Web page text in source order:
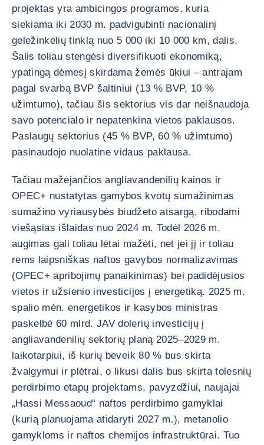
projektas yra ambicingos programos, kuria
siekiama iki 2030 m. padvigubinti nacionalinį
geležinkelių tinklą nuo 5 000 iki 10 000 km, dalis.
Šalis toliau stengėsi diversifikuoti ekonomiką,
ypatingą dėmesį skirdama žemės ūkiui – antrajam
pagal svarbą BVP šaltiniui (13 % BVP, 10 %
užimtumo), tačiau šis sektorius vis dar neišnaudoja
savo potencialo ir nepatenkina vietos paklausos.
Paslaugų sektorius (45 % BVP, 60 % užimtumo)
pasinaudojo nuolatine vidaus paklausa.
Tačiau mažėjančios angliavandenilių kainos ir
OPEC+ nustatytas gamybos kvotų sumažinimas
sumažino vyriausybės biudžeto atsargą, ribodami
viešąsias išlaidas nuo 2024 m. Todėl 2026 m.
augimas gali toliau lėtai mažėti, net jei jį ir toliau
rems laipsniškas naftos gavybos normalizavimas
(OPEC+ apribojimų panaikinimas) bei padidėjusios
vietos ir užsienio investicijos į energetiką. 2025 m.
spalio mėn. energetikos ir kasybos ministras
paskelbė 60 mlrd. JAV dolerių investicijų į
angliavandenilių sektorių planą 2025–2029 m.
laikotarpiui, iš kurių beveik 80 % bus skirta
žvalgymui ir plėtrai, o likusi dalis bus skirta tolesnių
perdirbimo etapų projektams, pavyzdžiui, naujajai
„Hassi Messaoud“ naftos perdirbimo gamyklai
(kurią planuojama atidaryti 2027 m.), metanolio
gamykloms ir naftos chemijos infrastruktūrai. Tuo